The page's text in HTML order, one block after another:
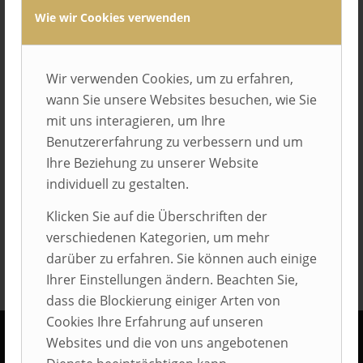
Wie wir Cookies verwenden
Wir verwenden Cookies, um zu erfahren,
wann Sie unsere Websites besuchen, wie Sie
mit uns interagieren, um Ihre
Benutzererfahrung zu verbessern und um
Ihre Beziehung zu unserer Website
individuell zu gestalten.
Klicken Sie auf die Überschriften der
verschiedenen Kategorien, um mehr
darüber zu erfahren. Sie können auch einige
Ihrer Einstellungen ändern. Beachten Sie,
dass die Blockierung einiger Arten von
Cookies Ihre Erfahrung auf unseren
Websites und die von uns angebotenen
Eintrag teilen